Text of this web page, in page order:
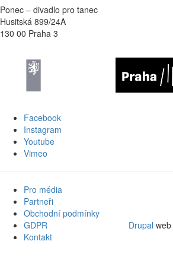
Ponec – divadlo pro tanec
Husitská 899/24A
130 00 Praha 3
Facebook
Instagram
Youtube
Vimeo
Pro média
Partneři
Obchodní podmínky
GDPR
Kontakt
Drupal